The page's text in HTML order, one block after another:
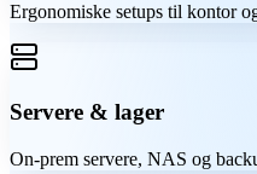
Ergonomiske setups til kontor
Servere & lager
On-prem servere, NAS og